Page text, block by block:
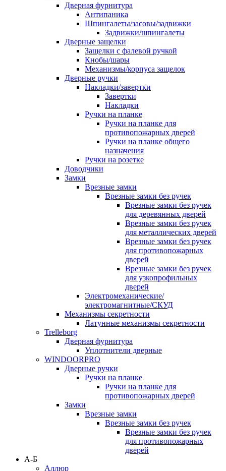
Дверная фурнитура
Антипаника
Шпингалеты/засовы/задвижки
Задвижки/шпингалеты
Дверные защелки
Защелки с фалевой ручкой
Кнобы/шары
Механизмы/корпуса защелок
Дверные ручки
Накладки/завертки
Завертки
Накладки
Ручки на планке
Ручки на планке для
противопожарных дверей
Ручки на планке общего
назначения
Ручки на розетке
Доводчики
Замки
Врезные замки
Врезные замки без ручек
Врезные замки без ручек
для деревянных дверей
Врезные замки без ручек
для металлических дверей
Врезные замки без ручек
для противопожарных
дверей
Врезные замки без ручек
для узкопрофильных
дверей
Электромеханические/
электромагнитные/СКУД
Механизмы секретности
Латунные механизмы секретности
Trelleborg
Дверная фурнитура
Уплотнители дверные
WINDOORPRO
Дверные ручки
Ручки на планке
Ручки на планке для
противопожарных дверей
Замки
Врезные замки
Врезные замки без ручек
Врезные замки без ручек
для противопожарных
дверей
А-Б
Аллюр